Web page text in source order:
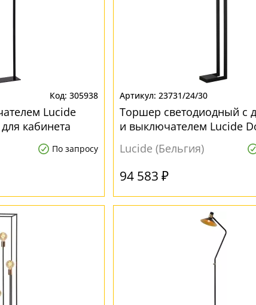
305938
Lucide
кабинета
По запросу
23731/24/30
Торшер светодиодный с
и выключателем Lucide
23731/24/30 для кабинета
Lucide (Бельгия)
94 583 ₽